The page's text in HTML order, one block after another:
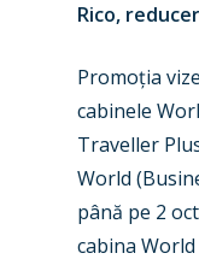
Rico,
Promoția
cabinele
Traveller
World
până pe 2
cabina